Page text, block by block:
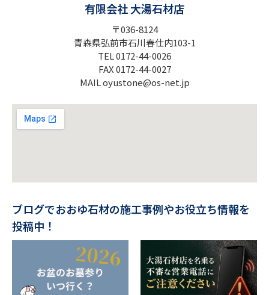
有限会社 大湯石材店
〒036-8124
青森県弘前市石川春仕内103-1
TEL 0172-44-0026
FAX 0172-44-0027
MAIL oyustone@os-net.jp
ブログでおおゆ石材の施工事例やお役立ち情報を
投稿中！